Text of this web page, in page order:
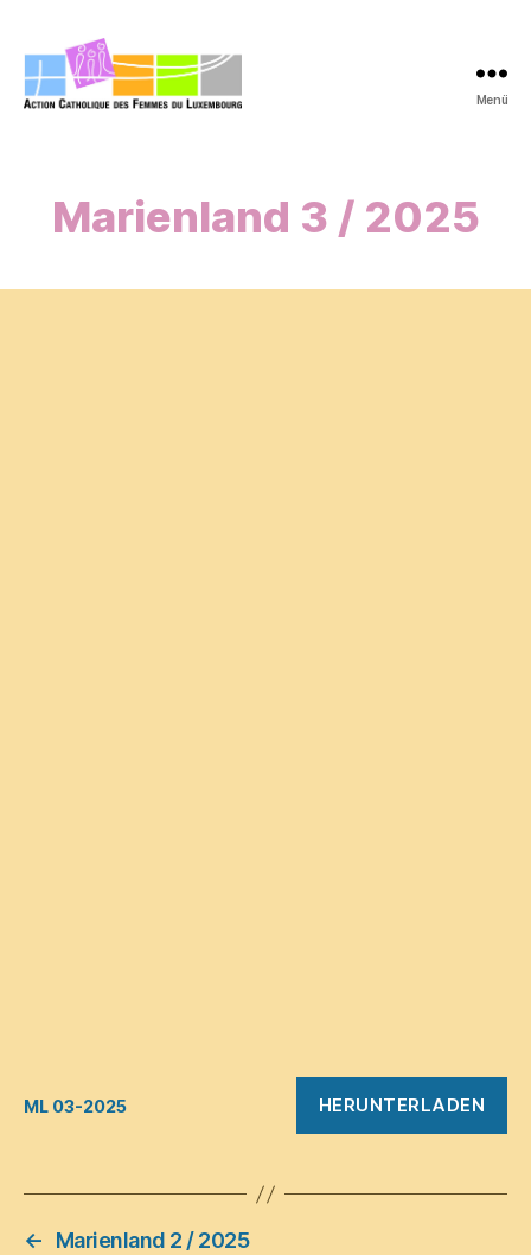
Menü
Marienland 3 / 2025
ML 03-2025 HERUNTERLADEN
←
Marienland 2 / 2025